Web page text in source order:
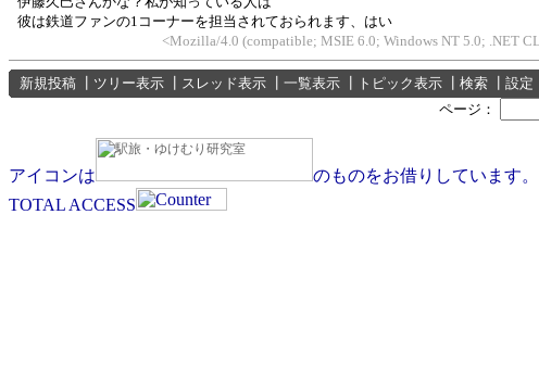
彼は鉄道ファンの1コーナーを担当されておられます、はい
<Mozilla/4.0 (compatible; MSIE 6.0; Windows NT 5.0; .NET
新規投稿 ツリー表示 スレッド表示 一覧表示 トピック表示 検索 設定
ページ：
アイコンは
のものをお借りしています。
TOTAL ACCESS